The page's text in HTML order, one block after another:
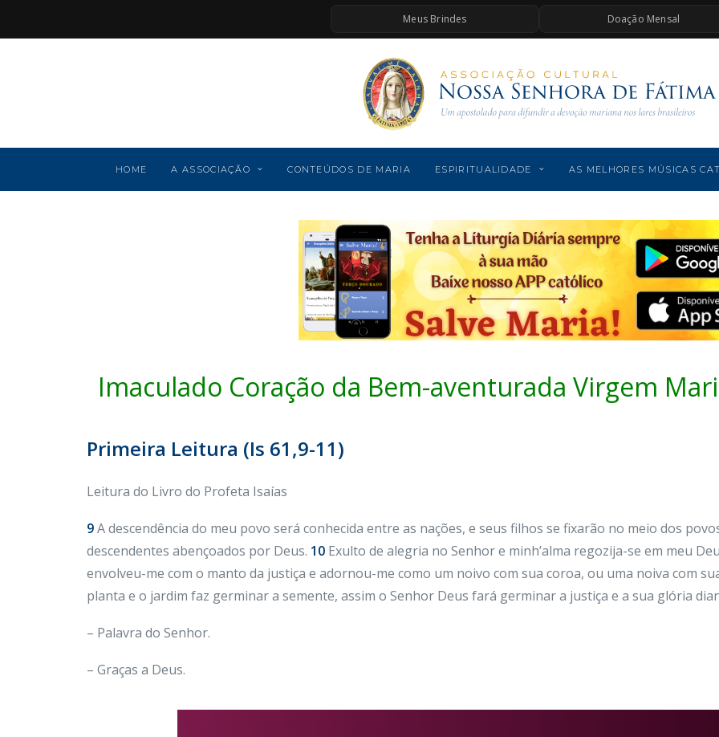
Meus Brindes Doação Mensal
HOME A ASSOCIAÇÃO CONTEÚDOS DE MARIA ESPIRITUALIDADE AS MELHORES MÚSICAS
Imaculado Coração da Bem-aventurada Virgem
Primeira Leitura (Is 61,9-11)
Leitura do Livro do Profeta Isaías
9A descendência do meu povo será conhecida entre as nações, e seus filhos se fixarão no meio dos
descendentes abençoados por Deus. 10 Exulto de alegria no Senhor e minh’alma regozija-se em meu
envolveu-me com o manto da justiça e adornou-me como um noivo com sua coroa, ou uma noiva com
planta e o jardim faz germinar a semente, assim o Senhor Deus fará germinar a justiça e a sua glória
– Palavra do Senhor.
– Graças a Deus.